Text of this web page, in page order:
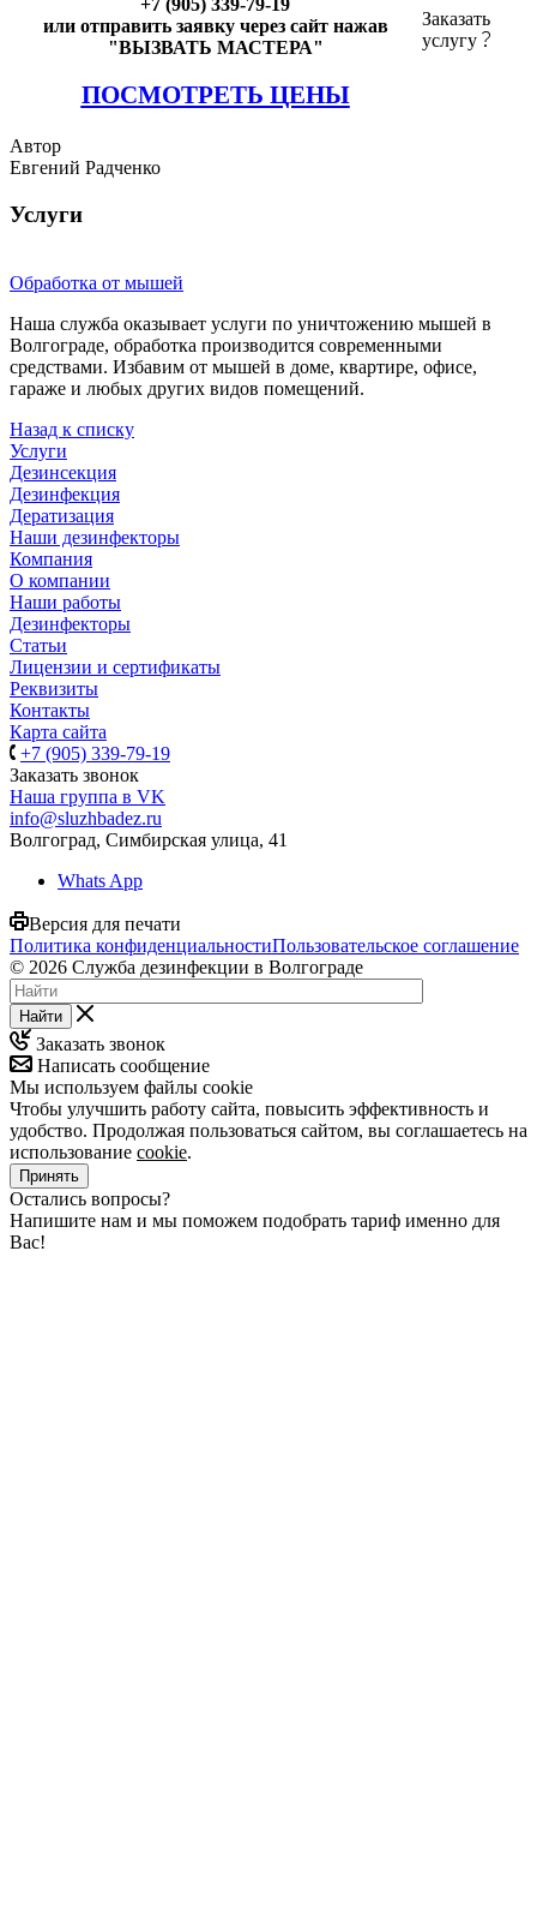
+7 (905) 339-79-19
или отправить заявку через сайт нажав
"ВЫЗВАТЬ МАСТЕРА"
ПОСМОТРЕТЬ ЦЕНЫ
Заказать
услугу
Автор
Евгений Радченко
Услуги
Обработка от мышей
Наша служба оказывает услуги по уничтожению мышей в
Волгограде, обработка производится современными
средствами. Избавим от мышей в доме, квартире, офисе,
гараже и любых других видов помещений.
Назад к списку
Услуги
Дезинсекция
Дезинфекция
Дератизация
Наши дезинфекторы
Компания
О компании
Наши работы
Дезинфекторы
Статьи
Лицензии и сертификаты
Реквизиты
Контакты
Карта сайта
+7 (905) 339-79-19
Заказать звонок
Наша группа в VK
info@sluzhbadez.ru
Волгоград, Симбирская улица, 41
Whats App
Версия для печати
Политика конфиденциальностиПользовательское соглашение
© 2026 Служба дезинфекции в Волгограде
Найти
Заказать звонок
Написать сообщение
Мы используем файлы cookie
Чтобы улучшить работу сайта, повысить эффективность и
удобство. Продолжая пользоваться сайтом, вы соглашаетесь на
использование cookie.
Принять
Остались вопросы?
Напишите нам и мы поможем подобрать тариф именно для
Вас!